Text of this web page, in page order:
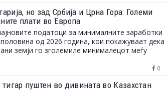
но зад Србија и Црна Гора: Големи
плати во Европа
податоци за минималните заработки
од 2026 година, кои покажуваат дека
земји го зголемиле минималецот меѓу
0
пуштен во дивината во Казахстан